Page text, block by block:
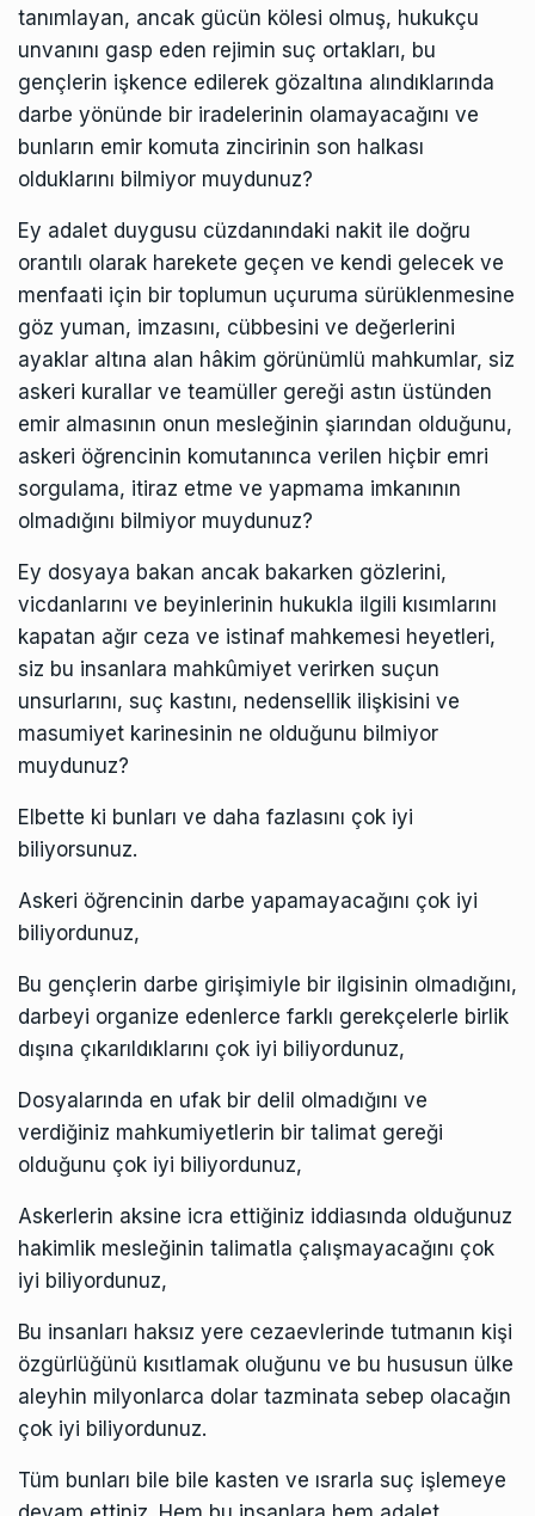
tanımlayan, ancak gücün kölesi olmuş, hukukçu
unvanını gasp eden rejimin suç ortakları, bu
gençlerin işkence edilerek gözaltına alındıklarında
darbe yönünde bir iradelerinin olamayacağını ve
bunların emir komuta zincirinin son halkası
olduklarını bilmiyor muydunuz?
Ey adalet duygusu cüzdanındaki nakit ile doğru
orantılı olarak harekete geçen ve kendi gelecek ve
menfaati için bir toplumun uçuruma sürüklenmesine
göz yuman, imzasını, cübbesini ve değerlerini
ayaklar altına alan hâkim görünümlü mahkumlar, siz
askeri kurallar ve teamüller gereği astın üstünden
emir almasının onun mesleğinin şiarından olduğunu,
askeri öğrencinin komutanınca verilen hiçbir emri
sorgulama, itiraz etme ve yapmama imkanının
olmadığını bilmiyor muydunuz?
Ey dosyaya bakan ancak bakarken gözlerini,
vicdanlarını ve beyinlerinin hukukla ilgili kısımlarını
kapatan ağır ceza ve istinaf mahkemesi heyetleri,
siz bu insanlara mahkûmiyet verirken suçun
unsurlarını, suç kastını, nedensellik ilişkisini ve
masumiyet karinesinin ne olduğunu bilmiyor
muydunuz?
Elbette ki bunları ve daha fazlasını çok iyi
biliyorsunuz.
Askeri öğrencinin darbe yapamayacağını çok iyi
biliyordunuz,
Bu gençlerin darbe girişimiyle bir ilgisinin olmadığını,
darbeyi organize edenlerce farklı gerekçelerle birlik
dışına çıkarıldıklarını çok iyi biliyordunuz,
Dosyalarında en ufak bir delil olmadığını ve
verdiğiniz mahkumiyetlerin bir talimat gereği
olduğunu çok iyi biliyordunuz,
Askerlerin aksine icra ettiğiniz iddiasında olduğunuz
hakimlik mesleğinin talimatla çalışmayacağını çok
iyi biliyordunuz,
Bu insanları haksız yere cezaevlerinde tutmanın kişi
özgürlüğünü kısıtlamak oluğunu ve bu hususun ülke
aleyhin milyonlarca dolar tazminata sebep olacağın
çok iyi biliyordunuz.
Tüm bunları bile bile kasten ve ısrarla suç işlemeye